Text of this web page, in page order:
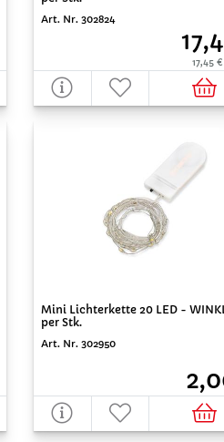
Art. Nr. 302824
17,45
Mini Lichterkette 20 LED -
per Stk.
Art. Nr. 302950